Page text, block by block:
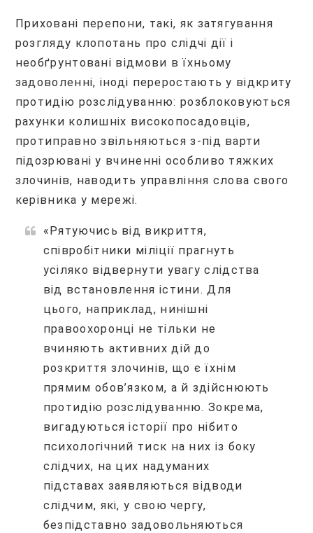
Приховані перепони, такі, як затягування
розгляду клопотань про слідчі дії і
необґрунтовані відмови в їхньому
задоволенні, іноді переростають у відкриту
протидію розслідуванню: розблоковуються
рахунки колишніх високопосадовців,
протиправно звільняються з-під варти
підозрювані у вчиненні особливо тяжких
злочинів, наводить управління слова свого
керівника у мережі.
«Рятуючись від викриття,
співробітники міліції прагнуть
усіляко відвернути увагу слідства
від встановлення істини. Для
цього, наприклад, нинішні
правоохоронці не тільки не
вчиняють активних дій до
розкриття злочинів, що є їхнім
прямим обов’язком, а й здійснюють
протидію розслідуванню. Зокрема,
вигадуються історії про нібито
психологічний тиск на них із боку
слідчих, на цих надуманих
підставах заявляються відводи
слідчим, які, у свою чергу,
безпідставно задовольняються